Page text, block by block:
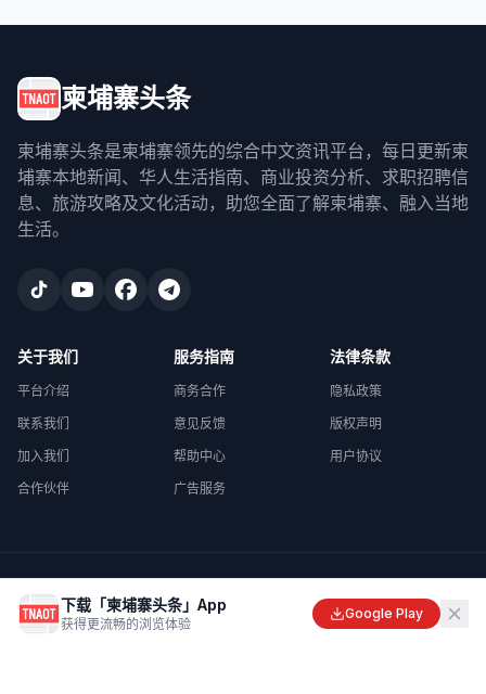
柬埔寨头条
柬埔寨头条是柬埔寨领先的综合中文资讯平台，每日更新柬
埔寨本地新闻、华人生活指南、商业投资分析、求职招聘信
息、旅游攻略及文化活动，助您全面了解柬埔寨、融入当地
生活。
关于我们
平台介绍
联系我们
加入我们
合作伙伴
服务指南
商务合作
意见反馈
帮助中心
广告服务
法律条款
隐私政策
版权声明
用户协议
Made with
in Cambodia
下载「柬埔寨头条」App
获得更流畅的浏览体验
Google Play